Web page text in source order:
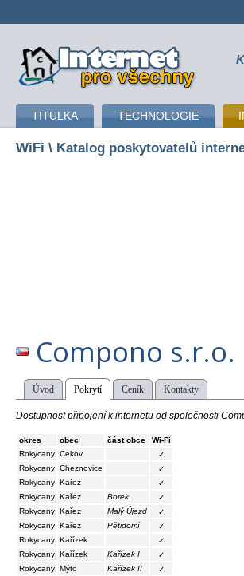
připojení k internetu
TITULKA TECHNOLOGIE
WiFi \ Katalog poskytovatelů
Compono s.r.o.
Úvod Pokrytí Ceník Kontakty
Dostupnost připojení k internetu od společnosti
okres obec část obce
Wi-Fi
Rokycany Cekov
✓
Rokycany Cheznovice
✓
Rokycany Kařez
✓
Rokycany Kařez Borek
✓
Rokycany Kařez Malý Újezd
✓
Rokycany Kařez Pětidomí
✓
Rokycany Kařízek
✓
Rokycany Kařízek Kařízek I
✓
Rokycany Mýto Kařízek II
✓